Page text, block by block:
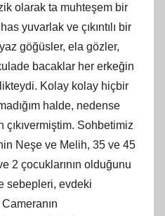
olarak ta muhteşem bir
yuvarlak ve çıkıntılı bir
göğüsler, ela gözler,
bacaklar her erkeğin
Kolay kolay hiçbir
halde, nedense
Sohbetimiz
Neşe ve Melih, 35 ve 45
2 çocuklarının olduğunu
sebepleri, evdeki